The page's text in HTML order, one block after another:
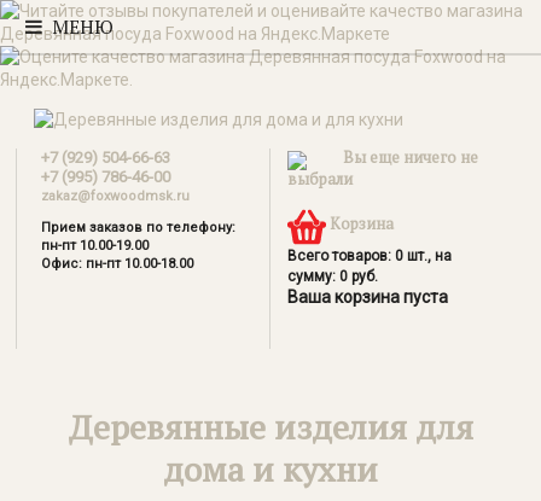
+7 (929) 504-66-63
+7 (995) 786-46-00
zakaz@foxwoodmsk.ru
Прием заказов по телефону:
пн-пт 10.00-19.00
Офис: пн-пт 10.00-18.00
Вы еще ничего не
выбрали
Корзина
Всего товаров: 0 шт., на
сумму: 0 руб.
Ваша корзина пуста
Деревянные изделия для
дома и кухни
МЕНЮ